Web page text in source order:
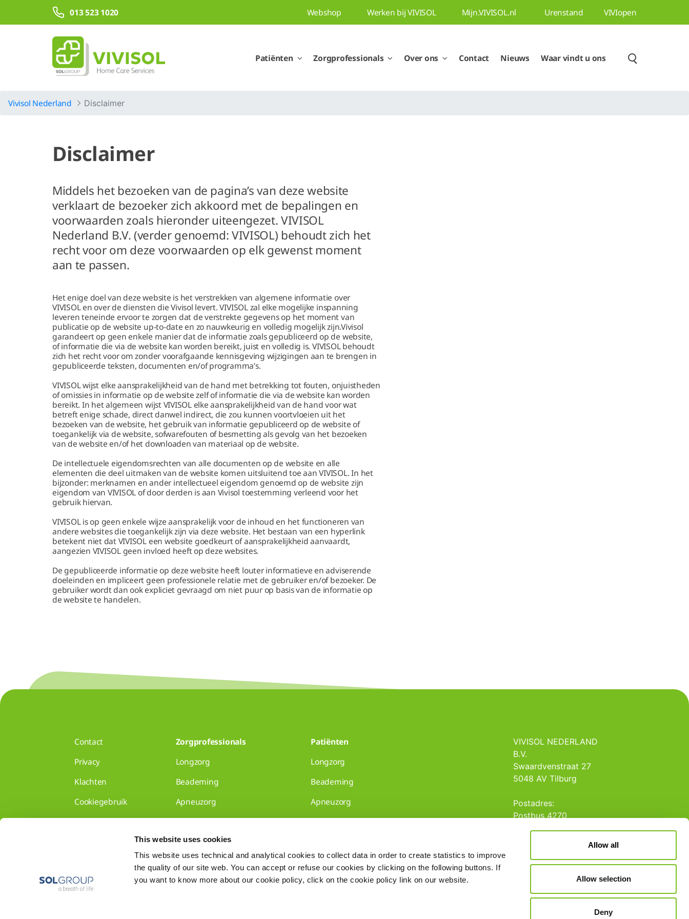
This website uses cookies
This website uses technical and analytical cookies to collect data in order to create statistics to improve
the quality of our site web. You can accept or refuse our cookies by clicking on the following buttons. If
you want to know more about our cookie policy, click on the cookie policy link on our website.
Allow all
Allow selection
Deny
Overslaan en naar hoofdinhoud gaan
013 523 1020 Webshop Werken bij VIVISOL Mijn.VIVISOL.nl Urenstand VIVIopen
Patiënten Zorgprofessionals Over ons Contact Nieuws Waar vindt u ons
Vivisol Nederland Disclaimer
Disclaimer
Middels het bezoeken van de pagina’s van deze website
verklaart de bezoeker zich akkoord met de bepalingen en
voorwaarden zoals hieronder uiteengezet. VIVISOL
Nederland B.V. (verder genoemd: VIVISOL) behoudt zich het
recht voor om deze voorwaarden op elk gewenst moment
aan te passen.
Het enige doel van deze website is het verstrekken van algemene informatie over
VIVISOL en over de diensten die Vivisol levert. VIVISOL zal elke mogelijke inspanning
leveren teneinde ervoor te zorgen dat de verstrekte gegevens op het moment van
publicatie op de website up-to-date en zo nauwkeurig en volledig mogelijk zijn.Vivisol
garandeert op geen enkele manier dat de informatie zoals gepubliceerd op de website,
of informatie die via de website kan worden bereikt, juist en volledig is. VIVISOL behoudt
zich het recht voor om zonder voorafgaande kennisgeving wijzigingen aan te brengen in
gepubliceerde teksten, documenten en/of programma’s.
VIVISOL wijst elke aansprakelijkheid van de hand met betrekking tot fouten, onjuistheden
of omissies in informatie op de website zelf of informatie die via de website kan worden
bereikt. In het algemeen wijst VIVISOL elke aansprakelijkheid van de hand voor wat
betreft enige schade, direct danwel indirect, die zou kunnen voortvloeien uit het
bezoeken van de website, het gebruik van informatie gepubliceerd op de website of
toegankelijk via de website, sofwarefouten of besmetting als gevolg van het bezoeken
van de website en/of het downloaden van materiaal op de website.
De intellectuele eigendomsrechten van alle documenten op de website en alle
elementen die deel uitmaken van de website komen uitsluitend toe aan VIVISOL. In het
bijzonder: merknamen en ander intellectueel eigendom genoemd op de website zijn
eigendom van VIVISOL of door derden is aan Vivisol toestemming verleend voor het
gebruik hiervan.
VIVISOL is op geen enkele wijze aansprakelijk voor de inhoud en het functioneren van
andere websites die toegankelijk zijn via deze website. Het bestaan van een hyperlink
betekent niet dat VIVISOL een website goedkeurt of aansprakelijkheid aanvaardt,
aangezien VIVISOL geen invloed heeft op deze websites.
De gepubliceerde informatie op deze website heeft louter informatieve en adviserende
doeleinden en impliceert geen professionele relatie met de gebruiker en/of bezoeker. De
gebruiker wordt dan ook expliciet gevraagd om niet puur op basis van de informatie op
de website te handelen.
Contact
Privacy
Klachten
Cookiegebruik
Disclaimer
Zorgprofessionals
Longzorg
Beademing
Apneuzorg
Longzorg voor huisartsenpraktijken
Toon alles
Patiënten
Longzorg
Beademing
Apneuzorg
VIVISOL NEDERLAND
B.V.
Swaardvenstraat 27
5048 AV Tilburg
Postadres:
Postbus 4270
5004 JG Tilburg
E-mail: info@vivisol.nl